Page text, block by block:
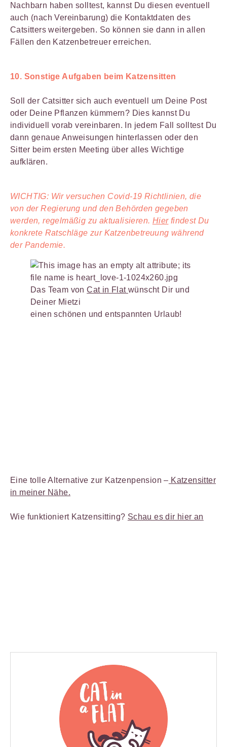
Nachbarn haben solltest, kannst Du diesen eventuell
auch (nach Vereinbarung) die Kontaktdaten des
Catsitters weitergeben. So können sie dann in allen
Fällen den Katzenbetreuer erreichen.
10. Sonstige Aufgaben beim Katzensitten
Soll der Catsitter sich auch eventuell um Deine Post
oder Deine Pflanzen kümmern? Dies kannst Du
individuell vorab vereinbaren. In jedem Fall solltest Du
dann genaue Anweisungen hinterlassen oder den
Sitter beim ersten Meeting über alles Wichtige
aufklären.
WICHTIG: Wir versuchen Covid-19 Richtlinien, die
von der Regierung und den Behörden gegeben
werden, regelmäßig zu aktualisieren. Hierfindest Du
konkrete Ratschläge zur Katzenbetreuung während
der Pandemie.
Das Team vonCat in Flatwünscht Dir und
Deiner Mietzi
einen schönen und entspannten Urlaub!
Eine tolle Alternative zur Katzenpension – Katzensitter
in meiner Nähe.
Wie funktioniert Katzensitting? Schau es dir hier an